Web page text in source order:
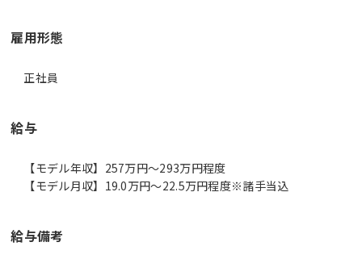
雇用形態
正社員
給与
【モデル年収】257万円〜293万円程度
【モデル月収】19.0万円〜22.5万円程度※諸手当込
給与備考